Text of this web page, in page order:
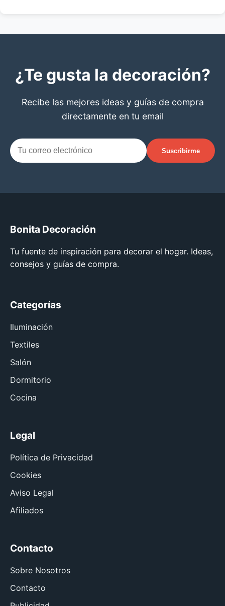
¿Te gusta la decoración?
Recibe las mejores ideas y guías de compra
directamente en tu email
Suscribirme
Bonita Decoración
Tu fuente de inspiración para decorar el hogar. Ideas,
consejos y guías de compra.
Categorías
Iluminación
Textiles
Salón
Dormitorio
Cocina
Legal
Política de Privacidad
Cookies
Aviso Legal
Afiliados
Contacto
Sobre Nosotros
Contacto